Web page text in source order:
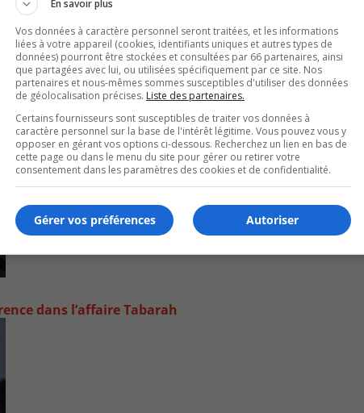
dans l’affaire Tabarah
En savoir plus
Vos données à caractère personnel seront traitées, et les informations
liées à votre appareil (cookies, identifiants uniques et autres types de
données) pourront être stockées et consultées par 66 partenaires, ainsi
que partagées avec lui, ou utilisées spécifiquement par ce site. Nos
partenaires et nous-mêmes sommes susceptibles d'utiliser des données
de géolocalisation précises. Liste des partenaires.
Certains fournisseurs sont susceptibles de traiter vos données à
caractère personnel sur la base de l'intérêt légitime. Vous pouvez vous y
opposer en gérant vos options ci-dessous. Recherchez un lien en bas de
cette page ou dans le menu du site pour gérer ou retirer votre
consentement dans les paramètres des cookies et de confidentialité.
Autoriser
Gérer vos préférences